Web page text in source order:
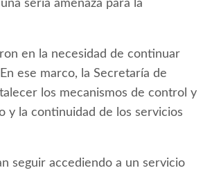
seria amenaza para la
en la necesidad de continuar
ese marco, la Secretaría de
los mecanismos de control y
y la continuidad de los servicios
seguir accediendo a un servicio